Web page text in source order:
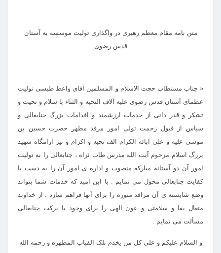
متن نامه مقام معظم رهبری در واگذاری تولیت موسسه به آستان
قدس رضوی
« جناب مستطاب حجت الاسلام و المسلمین آقای واعظ طبسی تولیت
عظمای آستان قدس رضوی علیه آلاف التحیه و الثناء با سلام و تحیت و
تشکر و قدر دانی از خدمات ارزشمند و اقدامات بزرگ جنابعالی و
سپاس از قبول زحمت تولی امور مرقد مطهر حضرت حسین بن
موسی علیه و علی آبائه الکرام الف تحیه و اکرام و نیز آرامگاه شهید
بزرگ اسلام مرحوم آیت الله مدرس طاب ثراه ، جنابعالی را به تولیت
امور آن دو آستانه مبارکه منصوب و اداره ی امور آن را به دست با
کفایت جنابعالی محول می نمایم . با این امید که خدمات شما بتواند
وضع شایسته ی آن مراقد منوره را برای آنها فراهم سازد . از خداوند
متعال بقا و سلامتی و عون الهی را برای وجود با برکت جنابعالی
مسألت می نمایم .
و السلام علیکم و علی کل من یخدم تلک القباب المطهره و رحمه الله